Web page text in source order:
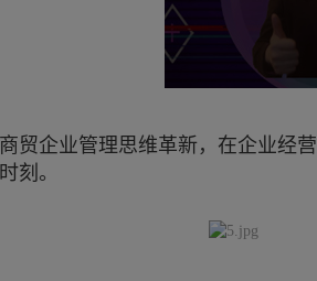
商贸企业管理思维革新，在企业经
时刻。